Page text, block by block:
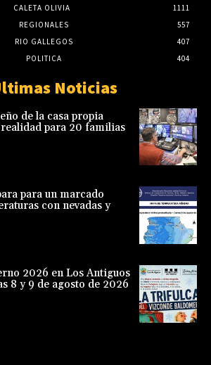
CALETA OLIVIA
1111
REGIONALES
557
RIO GALLEGOS
407
POLITICA
404
Noticias
de la casa propia
realidad para 20 familias
para un marcado
con nevadas y
2026 en Los Antiguos
8 y 9 de agosto de 2026